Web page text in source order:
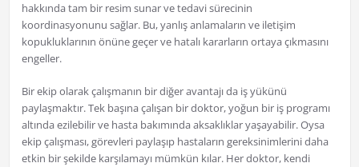
hakkında tam bir resim sunar ve tedavi sürecinin
koordinasyonunu sağlar. Bu, yanlış anlamaların ve iletişim
kopukluklarının önüne geçer ve hatalı kararların ortaya çıkmasını
engeller.
Bir ekip olarak çalışmanın bir diğer avantajı da iş yükünü
paylaşmaktır. Tek başına çalışan bir doktor, yoğun bir iş programı
altında ezilebilir ve hasta bakımında aksaklıklar yaşayabilir. Oysa
ekip çalışması, görevleri paylaşıp hastaların gereksinimlerini daha
etkin bir şekilde karşılamayı mümkün kılar. Her doktor, kendi